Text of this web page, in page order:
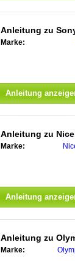
Anleitung zu
Marke:
Anleitung
Anleitung zu
Marke:
Anleitung
Anleitung zu
Marke: